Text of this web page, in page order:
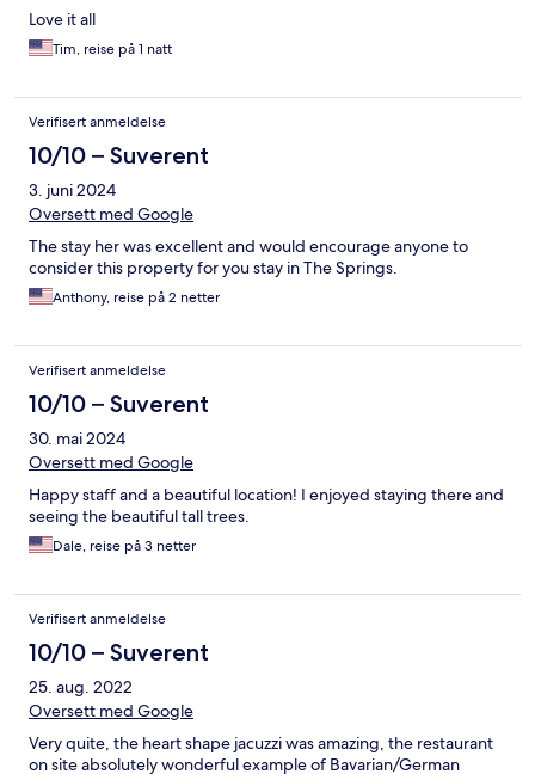
Love it all
Tim, reise på 1 natt
Verifisert anmeldelse
10/10 – Suverent
3. juni 2024
Oversett med Google
The stay her was excellent and would encourage anyone to
consider this property for you stay in The Springs.
Anthony, reise på 2 netter
Verifisert anmeldelse
10/10 – Suverent
30. mai 2024
Oversett med Google
Happy staff and a beautiful location! I enjoyed staying there and
seeing the beautiful tall trees.
Dale, reise på 3 netter
Verifisert anmeldelse
10/10 – Suverent
25. aug. 2022
Oversett med Google
Very quite, the heart shape jacuzzi was amazing, the restaurant
on site absolutely wonderful example of Bavarian/German